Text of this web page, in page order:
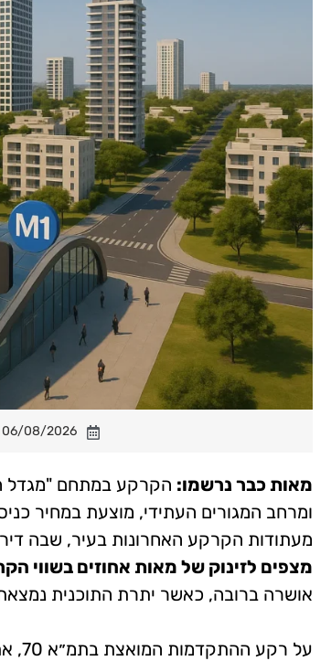
06/08/2026
מאות כבר נרשמו:
מעתודות הקרקע האחרונות בעיר, שבה דירות נמכרות
מצפים לזינוק של מאות אחוזים בשווי
אושרה ברובה, כאשר יתרת התוכנית נמצאת
על